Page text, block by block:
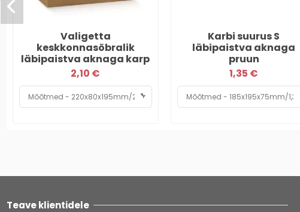
Valigetta
keskkonnasõbralik
läbipaistva aknaga karp
2,10 €
Karbi suurus S
läbipaistva aknaga
pruun
1,35 €
Teave klientidele